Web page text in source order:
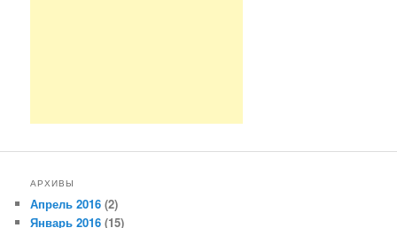
АРХИВЫ
Апрель 2016 (2)
Январь 2016 (15)